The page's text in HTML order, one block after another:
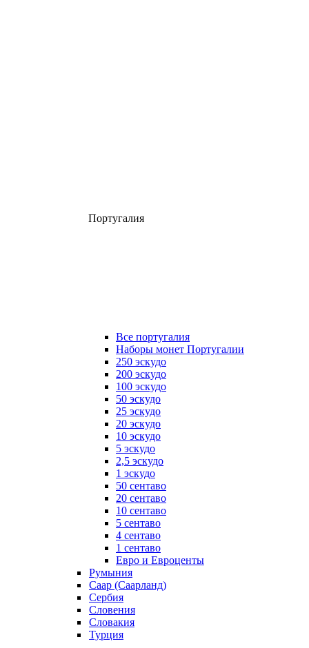
Португалия
Все португалия
Наборы монет Португалии
250 эскудо
200 эскудо
100 эскудо
50 эскудо
25 эскудо
20 эскудо
10 эскудо
5 эскудо
2,5 эскудо
1 эскудо
50 сентаво
20 сентаво
10 сентаво
5 сентаво
4 сентаво
1 сентаво
Евро и Евроценты
Румыния
Саар (Саарланд)
Сербия
Словения
Словакия
Турция